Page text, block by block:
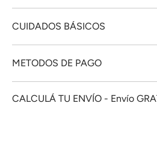
CUIDADOS BÁSICOS
METODOS DE PAGO
CALCULÁ TU ENVÍO - Envío